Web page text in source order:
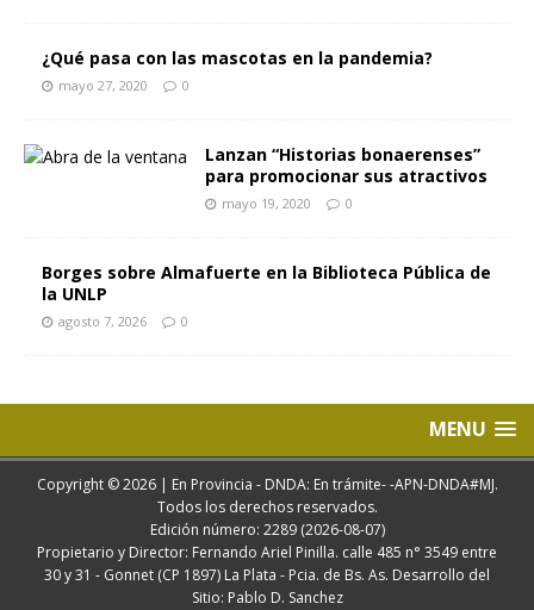
¿Qué pasa con las mascotas en la pandemia?
mayo 27, 2020 0
Lanzan “Historias bonaerenses”
para promocionar sus atractivos
mayo 19, 2020 0
Borges sobre Almafuerte en la Biblioteca Pública de
la UNLP
agosto 7, 2026 0
MENU
Copyright © 2026 | En Provincia - DNDA: En trámite- -APN-DNDA#MJ.
Todos los derechos reservados.
Edición número: 2289 (2026-08-07)
Propietario y Director: Fernando Ariel Pinilla. calle 485 n° 3549 entre
30 y 31 - Gonnet (CP 1897) La Plata - Pcia. de Bs. As. Desarrollo del
Sitio: Pablo D. Sanchez